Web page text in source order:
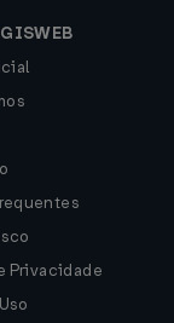
Privacidade